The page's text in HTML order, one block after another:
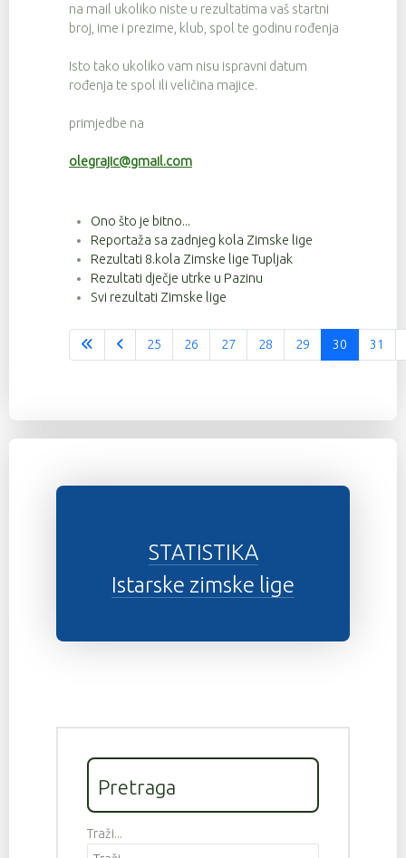
na mail ukoliko niste u rezultatima vaš startni
broj, ime i prezime, klub, spol te godinu rođenja
Isto tako ukoliko vam nisu ispravni datum
rođenja te spol ili veličina majice.
primjedbe na
olegrajic@gmail.com
Ono što je bitno...
Reportaža sa zadnjeg kola Zimske lige
Rezultati 8.kola Zimske lige Tupljak
Rezultati dječje utrke u Pazinu
Svi rezultati Zimske lige
Stranica 30 od 37
25 26 27 28 29 30 31
STATISTIKA
Istarske zimske lige
Pretraga
Traži...